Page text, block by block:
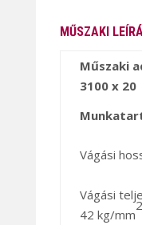
MŰSZAKI
Műszaki
3100 x 20
Vágási
Vágási
42 kg/mm
2